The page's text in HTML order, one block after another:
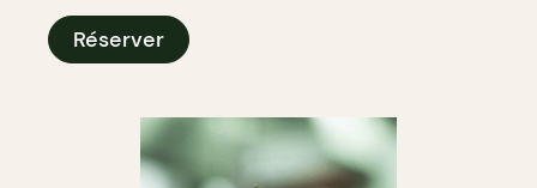
Réserver